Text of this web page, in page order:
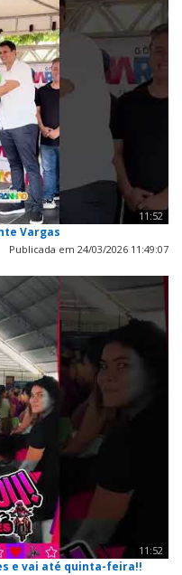
11:52
Vargas
Publicada em 24/03/2026 11:49:07
11:52
e vai até quinta-feira!!